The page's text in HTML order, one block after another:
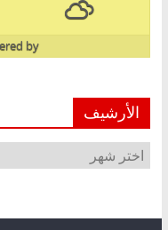
by
الأرشيف
الأرشيف